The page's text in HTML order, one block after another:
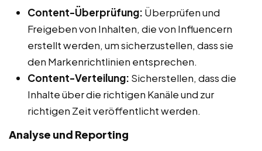
Content-Überprüfung: Überprüfen und
Freigeben von Inhalten, die von Influencern
erstellt werden, um sicherzustellen, dass sie
den Markenrichtlinien entsprechen.
Content-Verteilung: Sicherstellen, dass die
Inhalte über die richtigen Kanäle und zur
richtigen Zeit veröffentlicht werden.
Analyse und Reporting